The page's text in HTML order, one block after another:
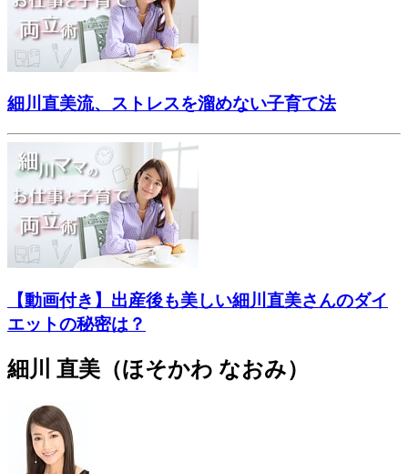
細川直美流、ストレスを溜めない子育て法
【動画付き】出産後も美しい細川直美さんのダイ
エットの秘密は？
細川 直美（ほそかわ なおみ）